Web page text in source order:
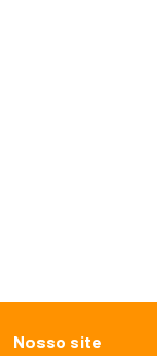
Nosso site